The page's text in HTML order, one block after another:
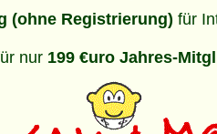
(ohne Registrierung) für
nur 199 €uro Jahres-